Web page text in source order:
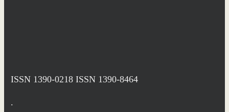
ISSN 1390-0218 ISSN 1390-8464
.